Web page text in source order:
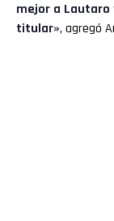
mejor a Lautaro
titular», agregó